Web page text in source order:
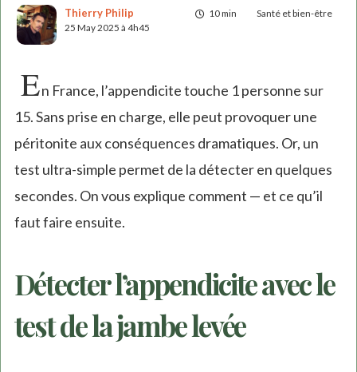
10 min Santé et bien-être
Thierry Philip
25 May 2025 à 4h45
En France, l’appendicite touche 1 personne sur
15. Sans prise en charge, elle peut provoquer une
péritonite aux conséquences dramatiques. Or, un
test ultra-simple permet de la détecter en quelques
secondes. On vous explique comment — et ce qu’il
faut faire ensuite.
Détecter l’appendicite avec le
test de la jambe levée